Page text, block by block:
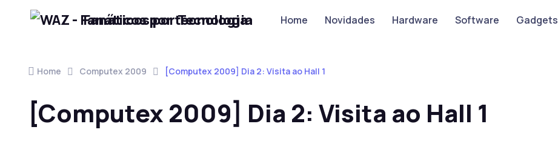
Skip to navigation
Skip to contentFanáticos por Tecnologia Home Novidades Hardware Software Gadgets
Home Computex 2009 [Computex 2009] Dia 2: Visita ao Hall 1
[Computex 2009] Dia 2: Visita ao Hall 1